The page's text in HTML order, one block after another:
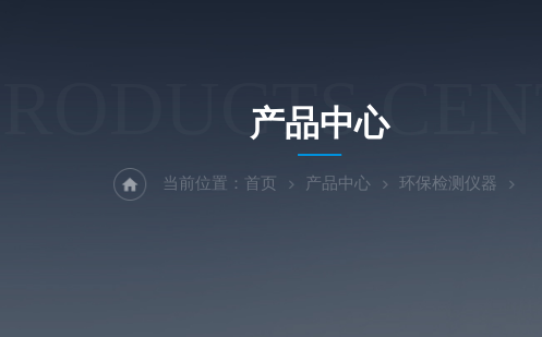
PRODUCTS
产品中心
当前位置： 首页 产品中心 环保检测仪器